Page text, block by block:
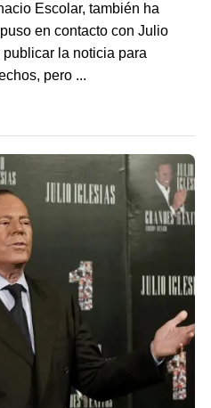
Escolar, también ha
en contacto con Julio
la noticia para
pero ...